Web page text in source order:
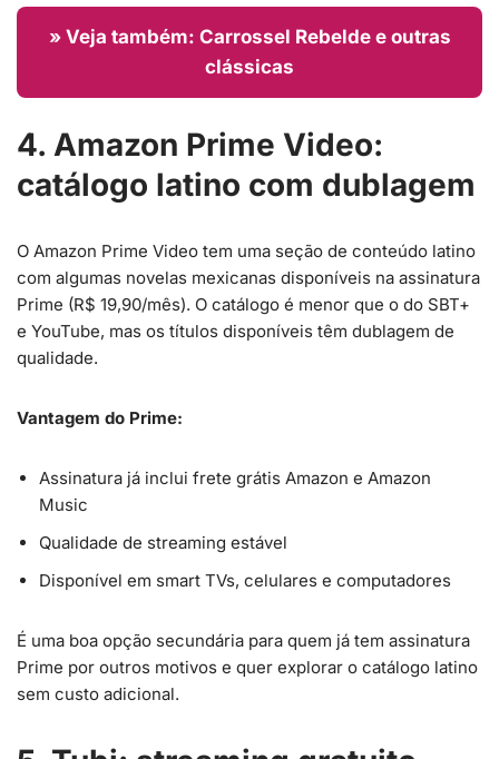
» Veja também: Carrossel Rebelde e outras
clássicas
4. Amazon Prime Video:
catálogo latino com dublagem
O Amazon Prime Video tem uma seção de conteúdo latino
com algumas novelas mexicanas disponíveis na assinatura
Prime (R$ 19,90/mês). O catálogo é menor que o do SBT+
e YouTube, mas os títulos disponíveis têm dublagem de
qualidade.
Vantagem do Prime:
Assinatura já inclui frete grátis Amazon e Amazon
Music
Qualidade de streaming estável
Disponível em smart TVs, celulares e computadores
É uma boa opção secundária para quem já tem assinatura
Prime por outros motivos e quer explorar o catálogo latino
sem custo adicional.